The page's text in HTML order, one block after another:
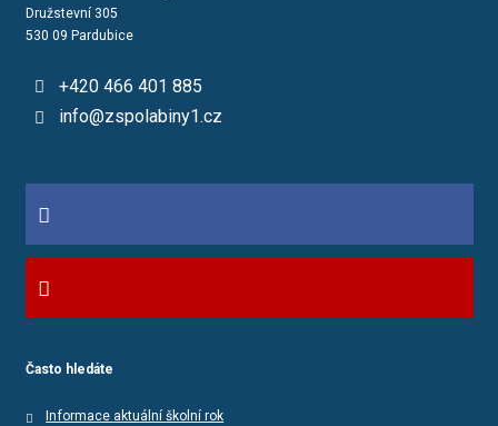
Družstevní 305
530 09 Pardubice
+420 466 401 885
info@zspolabiny1.cz
Často hledáte
Informace aktuální školní rok